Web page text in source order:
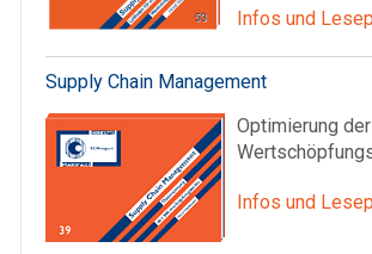
Infos und
Supply Chain Management
Optimierung der
Infos und